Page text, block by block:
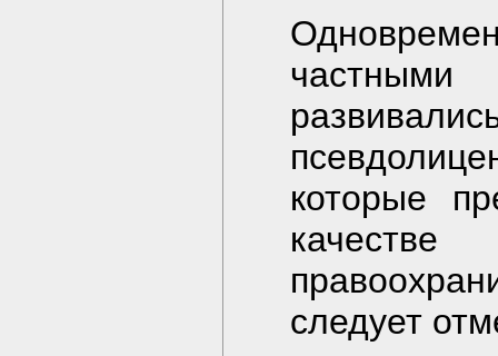
которые
следует